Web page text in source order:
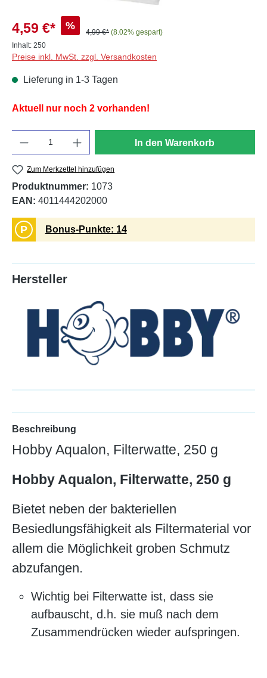
4,59 €* %
4,99 €* (8.02% gespart)
Inhalt: 250
Preise inkl. MwSt. zzgl. Versandkosten
Lieferung in 1-3 Tagen
Aktuell nur noch 2 vorhanden!
In den Warenkorb
Zum Merkzettel hinzufügen
Produktnummer: 1073
EAN: 4011444202000
P Bonus-Punkte: 14
Hersteller
Beschreibung
Hobby Aqualon, Filterwatte, 250 g
Hobby Aqualon, Filterwatte, 250 g
Bietet neben der bakteriellen
Besiedlungsfähigkeit als Filtermaterial vor
allem die Möglichkeit groben Schmutz
abzufangen.
Wichtig bei Filterwatte ist, dass sie
aufbauscht, d.h. sie muß nach dem
Zusammendrücken wieder aufspringen.